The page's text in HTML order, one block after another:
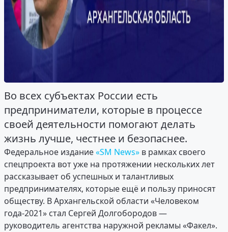
Во всех субъектах России есть
предприниматели, которые в процессе
своей деятельности помогают делать
жизнь лучше, честнее и безопаснее.
Федеральное издание«SM News» в рамках своего
спецпроекта вот уже на протяжении нескольких лет
рассказывает об успешных и талантливых
предпринимателях, которые ещё и пользу приносят
обществу. В Архангельской области «Человеком
года-2021» стал Сергей Долгобородов —
руководитель агентства наружной рекламы «Факел».